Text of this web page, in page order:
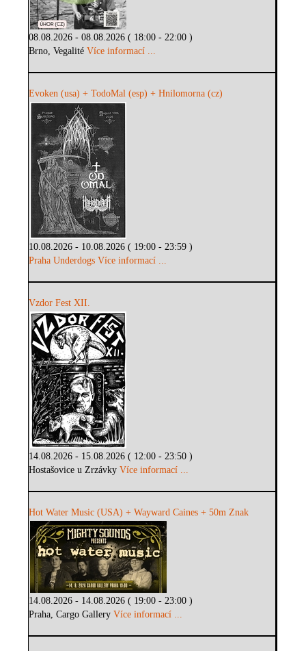
08.08.2026 - 08.08.2026 ( 18:00 - 22:00 )
Brno, VegalitéVíce informací ...
Evoken (usa) + TodoMal (esp) + Hnilomorna (cz)
10.08.2026 - 10.08.2026 ( 19:00 - 23:59 )
Praha Underdogs Více informací ...
Vzdor Fest XII.
14.08.2026 - 15.08.2026 ( 12:00 - 23:50 )
Hostašovice u ZrzávkyVíce informací ...
Hot Water Music (USA) + Wayward Caines + 50m Znak
14.08.2026 - 14.08.2026 ( 19:00 - 23:00 )
Praha, Cargo GalleryVíce informací ...